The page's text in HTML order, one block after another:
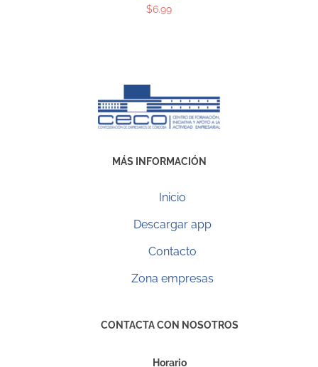
$6.99
MÁS INFORMACIÓN
Inicio
Descargar app
Contacto
Zona empresas
CONTACTA CON NOSOTROS
Horario